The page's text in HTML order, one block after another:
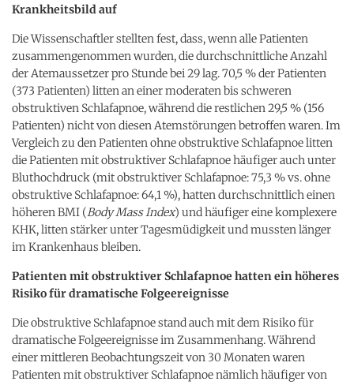
Krankheitsbild auf
Die Wissenschaftler stellten fest, dass, wenn alle Patienten
zusammengenommen wurden, die durchschnittliche Anzahl
der Atemaussetzer pro Stunde bei 29 lag. 70,5 % der Patienten
(373 Patienten) litten an einer moderaten bis schweren
obstruktiven Schlafapnoe, während die restlichen 29,5 % (156
Patienten) nicht von diesen Atemstörungen betroffen waren. Im
Vergleich zu den Patienten ohne obstruktive Schlafapnoe litten
die Patienten mit obstruktiver Schlafapnoe häufiger auch unter
Bluthochdruck (mit obstruktiver Schlafapnoe: 75,3 % vs. ohne
obstruktive Schlafapnoe: 64,1 %), hatten durchschnittlich einen
höheren BMI (Body Mass Index) und häufiger eine komplexere
KHK, litten stärker unter Tagesmüdigkeit und mussten länger
im Krankenhaus bleiben.
Patienten mit obstruktiver Schlafapnoe hatten ein höheres
Risiko für dramatische Folgeereignisse
Die obstruktive Schlafapnoe stand auch mit dem Risiko für
dramatische Folgeereignisse im Zusammenhang. Während
einer mittleren Beobachtungszeit von 30 Monaten waren
Patienten mit obstruktiver Schlafapnoe nämlich häufiger von